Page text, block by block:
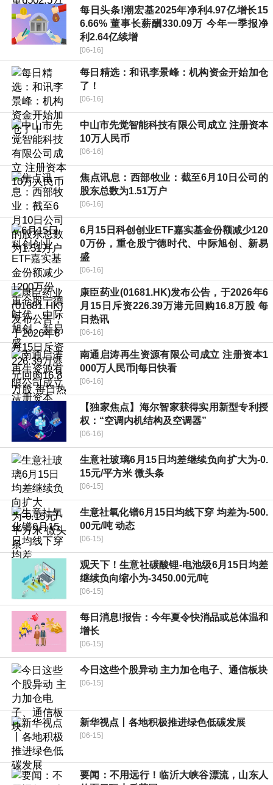
每日头条!潮宏基2025年净利4.97亿增长15
6.66% 董事长薪酬330.09万 今年一季报净
利2.64亿续增
[06-16]
每日精选：和讯李景峰：机构资金开始加仓
了！
[06-16]
中山市先觉智能科技有限公司成立 注册资本
10万人民币
[06-16]
焦点讯息：西部牧业：截至6月10日公司的
股东总数为1.51万户
[06-16]
6月15日科创创业ETF嘉实基金份额减少120
0万份，重仓股宁德时代、中际旭创、新易
盛
[06-16]
康臣药业(01681.HK)发布公告，于2026年6
月15日斥资226.39万港元回购16.8万股 每
日热讯
[06-16]
南通启涛再生资源有限公司成立 注册资本1
000万人民币|每日快看
[06-16]
【独家焦点】海尔智家获得实用新型专利授
权：“空调内机结构及空调器”
[06-16]
生意社玻璃6月15日均差继续负向扩大为-0.
15元/平方米 微头条
[06-15]
生意社氧化镨6月15日均线下穿 均差为-500.
00元/吨 动态
[06-15]
观天下！生意社碳酸锂-电池级6月15日均差
继续负向缩小为-3450.00元/吨
[06-15]
每日消息!报告：今年夏令快消品或总体温和
增长
[06-15]
今日这些个股异动 主力加仓电子、通信板块
[06-15]
新华视点丨各地积极推进绿色低碳发展
[06-15]
要闻：不用远行！临沂大峡谷漂流，山东人